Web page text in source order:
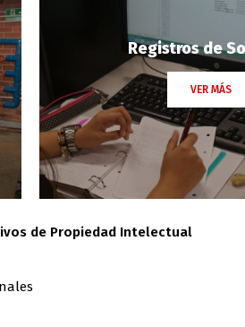
Registros de
VER MÁS
de Propiedad Intelectual